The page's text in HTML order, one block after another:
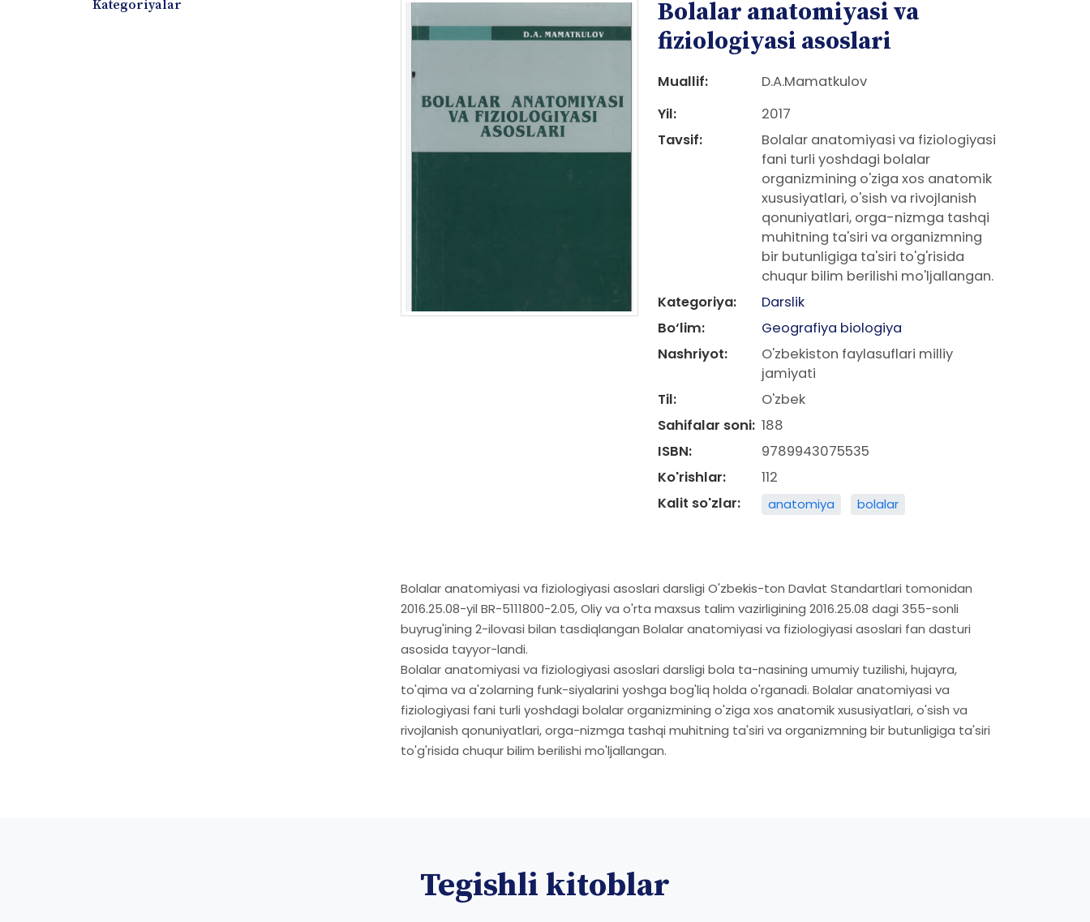
Kategoriyalar
Bolalar anatomiyasi va
fiziologiyasi asoslari
Muallif:
D.A.Mamatkulov
Yil:
2017
Tavsif:
Bolalar anatomiyasi va fiziologiyasi
fani turli yoshdagi bolalar
organizmining o'ziga xos anatomik
xususiyatlari, o'sish va rivojlanish
qonuniyatlari, orga-nizmga tashqi
muhitning ta'siri va organizmning
bir butunligiga ta'siri to'g'risida
chuqur bilim berilishi mo'ljallangan.
Kategoriya:
Darslik
Bo‘lim:
Geografiya biologiya
Nashriyot:
O'zbekiston faylasuflari milliy
jamiyati
Til:
O'zbek
Sahifalar soni: 188
ISBN:
9789943075535
Ko'rishlar:
112
Kalit so'zlar:
anatomiya bolalar
Bolalar anatomiyasi va fiziologiyasi asoslari darsligi O'zbekis-ton Davlat Standartlari tomonidan
2016.25.08-yil BR-5111800-2.05, Oliy va o'rta maxsus talim vazirligining 2016.25.08 dagi 355-sonli
buyrug'ining 2-ilovasi bilan tasdiqlangan Bolalar anatomiyasi va fiziologiyasi asoslari fan dasturi
asosida tayyor-landi.
Bolalar anatomiyasi va fiziologiyasi asoslari darsligi bola ta-nasining umumiy tuzilishi, hujayra,
to'qima va a'zolarning funk-siyalarini yoshga bog'liq holda o'rganadi. Bolalar anatomiyasi va
fiziologiyasi fani turli yoshdagi bolalar organizmining o'ziga xos anatomik xususiyatlari, o'sish va
rivojlanish qonuniyatlari, orga-nizmga tashqi muhitning ta'siri va organizmning bir butunligiga ta'siri
to'g'risida chuqur bilim berilishi mo'ljallangan.
Tegishli kitoblar